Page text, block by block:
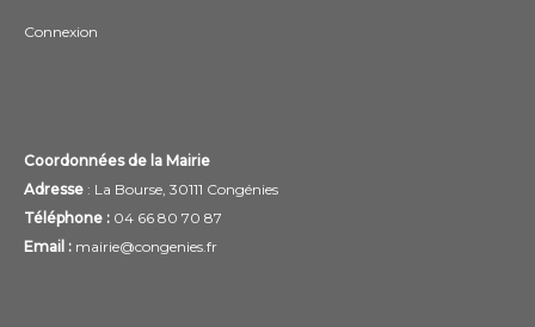
Connexion
Coordonnées de la Mairie
Adresse : La Bourse, 30111 Congénies
Téléphone : 04 66 80 70 87
Email : mairie@congenies.fr